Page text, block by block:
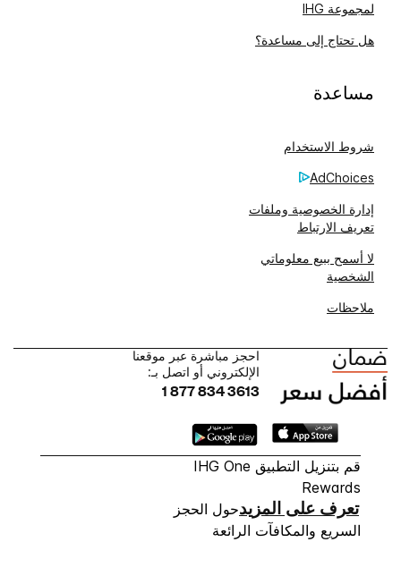
لمجموعة IHG
هل تحتاج إلى مساعدة؟
مساعدة
شروط الاستخدام
AdChoices
إدارة الخصوصية وملفات
تعريف الارتباط
لا أسمح ببيع معلوماتي
الشخصية
ملاحظات
احجز مباشرة عبر موقعنا
الإلكتروني أو اتصل بـ:
1 877 834 3613
قم بتنزيل التطبيق IHG One
Rewards
تعرف على المزيدحول الحجز
السريع والمكافآت الرائعة